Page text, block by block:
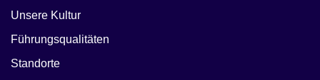
Unsere Kultur
Führungsqualitäten
Standorte